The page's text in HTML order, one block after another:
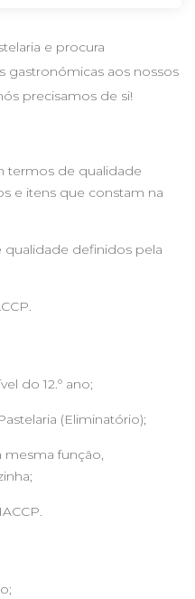
e procura
gastronómicas aos nossos
precisamos de si!
termos de qualidade
e itens que constam na
qualidade definidos pela
do 12.º ano;
(Eliminatório);
mesma função,